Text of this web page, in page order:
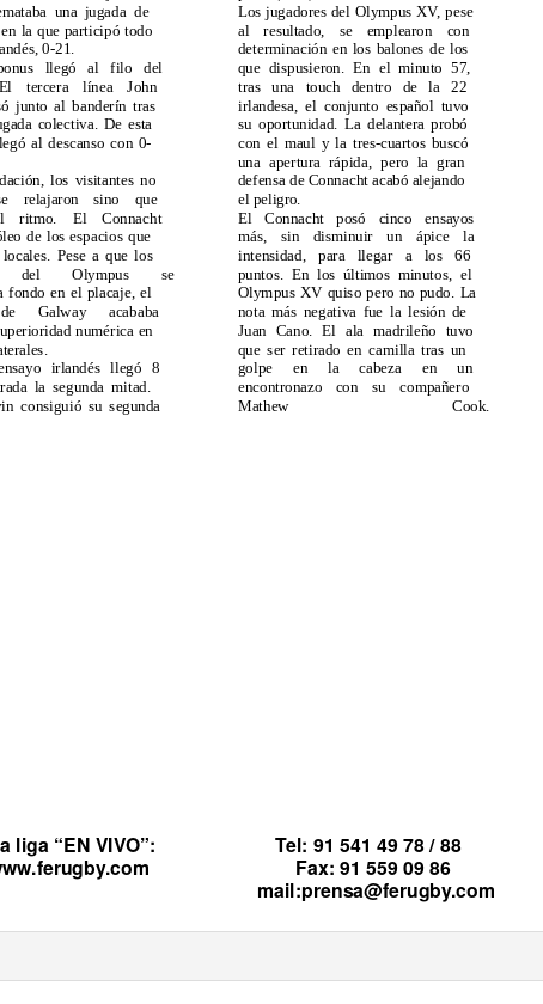
una jugada de
la que participó todo
0-21.
llegó al filo del
El tercera línea John
junto al banderín tras
colectiva. De esta
al descanso con 0-
los visitantes no
relajaron sino que
ritmo. El Connacht
de los espacios que
Pese a que los
Los jugadores del Olympus XV, pese
al resultado, se emplearon con
determinación en los balones de los
que dispusieron. En el minuto 57,
tras una touch dentro de la 22
irlandesa, el conjunto español tuvo
su oportunidad. La delantera probó
con el maul y la tres-cuartos buscó
una apertura rápida, pero la gran
defensa de Connacht acabó alejando
el peligro.
El Connacht posó cinco ensayos
más, sin disminuir un ápice la
intensidad, para llegar a los 66
puntos. En los últimos minutos, el
Olympus XV quiso pero no pudo. La
nota más negativa fue la lesión de
Juan Cano. El ala madrileño tuvo
que ser retirado en camilla tras un
golpe en la cabeza en un
encontronazo con su compañero
fondo en el placaje, el
Galway acababa
del Olympus se
numérica en
irlandés llegó 8
la segunda mitad.
consiguió su segunda
Mathew Cook.
liga “EN VIVO”: Tel: 91 541 49 78 / 88
Fax: 91 559 09 86
mail:prensa@ferugby.com